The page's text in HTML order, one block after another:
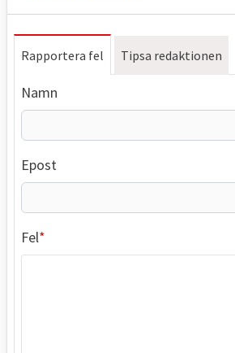
Rapportera fel Tipsa redaktionen
Namn
Epost
Fel